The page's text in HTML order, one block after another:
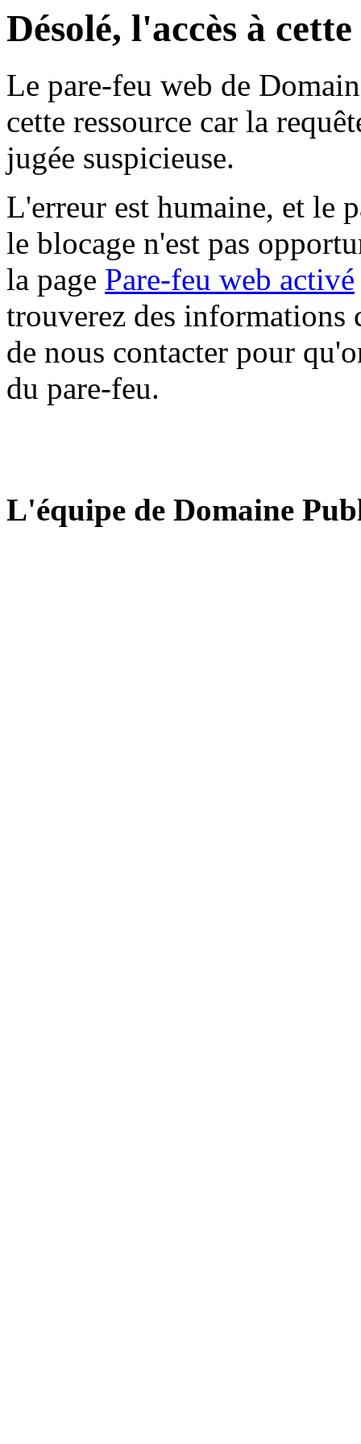
Désolé, l'accès à
Le pare-feu web de
cette ressource car la
jugée suspicieuse.
L'erreur est humaine, et le
le blocage n'est pas
la page Pare-feu web activé
trouverez des informations
de nous contacter pour
du pare-feu.
L'équipe de Domaine